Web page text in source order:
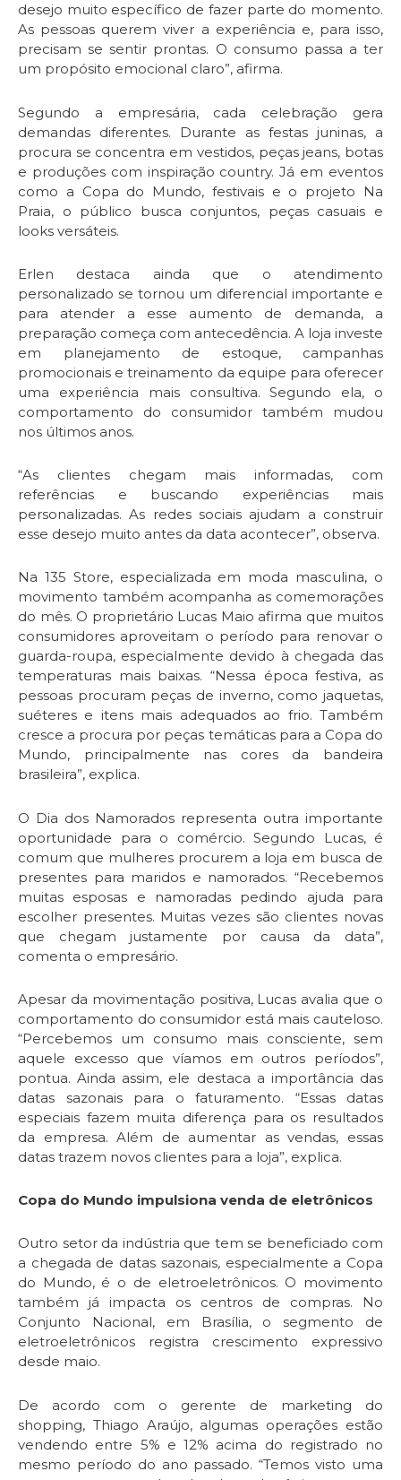
desejo muito específico de fazer parte do momento.
As pessoas querem viver a experiência e, para isso,
precisam se sentir prontas. O consumo passa a ter
um propósito emocional claro”, afirma.
Segundo a empresária, cada celebração gera
demandas diferentes. Durante as festas juninas, a
procura se concentra em vestidos, peças jeans, botas
e produções com inspiração country. Já em eventos
como a Copa do Mundo, festivais e o projeto Na
Praia, o público busca conjuntos, peças casuais e
looks versáteis.
Erlen destaca ainda que o atendimento
personalizado se tornou um diferencial importante e
para atender a esse aumento de demanda, a
preparação começa com antecedência. A loja investe
em planejamento de estoque, campanhas
promocionais e treinamento da equipe para oferecer
uma experiência mais consultiva. Segundo ela, o
comportamento do consumidor também mudou
nos últimos anos.
“As clientes chegam mais informadas, com
referências e buscando experiências mais
personalizadas. As redes sociais ajudam a construir
esse desejo muito antes da data acontecer”, observa.
Na 135 Store, especializada em moda masculina, o
movimento também acompanha as comemorações
do mês. O proprietário Lucas Maio afirma que muitos
consumidores aproveitam o período para renovar o
guarda-roupa, especialmente devido à chegada das
temperaturas mais baixas. “Nessa época festiva, as
pessoas procuram peças de inverno, como jaquetas,
suéteres e itens mais adequados ao frio. Também
cresce a procura por peças temáticas para a Copa do
Mundo, principalmente nas cores da bandeira
brasileira”, explica.
O Dia dos Namorados representa outra importante
oportunidade para o comércio. Segundo Lucas, é
comum que mulheres procurem a loja em busca de
presentes para maridos e namorados. “Recebemos
muitas esposas e namoradas pedindo ajuda para
escolher presentes. Muitas vezes são clientes novas
que chegam justamente por causa da data”,
comenta o empresário.
Apesar da movimentação positiva, Lucas avalia que o
comportamento do consumidor está mais cauteloso.
“Percebemos um consumo mais consciente, sem
aquele excesso que víamos em outros períodos”,
pontua. Ainda assim, ele destaca a importância das
datas sazonais para o faturamento. “Essas datas
especiais fazem muita diferença para os resultados
da empresa. Além de aumentar as vendas, essas
datas trazem novos clientes para a loja”, explica.
Copa do Mundo impulsiona venda de eletrônicos
Outro setor da indústria que tem se beneficiado com
a chegada de datas sazonais, especialmente a Copa
do Mundo, é o de eletroeletrônicos. O movimento
também já impacta os centros de compras. No
Conjunto Nacional, em Brasília, o segmento de
eletroeletrônicos registra crescimento expressivo
desde maio.
De acordo com o gerente de marketing do
shopping, Thiago Araújo, algumas operações estão
vendendo entre 5% e 12% acima do registrado no
mesmo período do ano passado. “Temos visto uma